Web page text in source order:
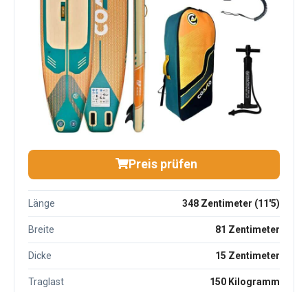
Preis prüfen
Länge 348 Zentimeter (11'5)
Breite 81 Zentimeter
Dicke 15 Zentimeter
Traglast 150 Kilogramm